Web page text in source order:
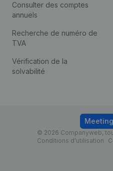
Consulter des comptes
annuels
Recherche de numéro de
TVA
Vérification de la
solvabilité
© 2026 Companyweb,
Conditions d'utilisation